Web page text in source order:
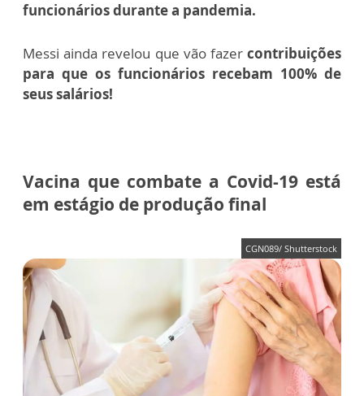
funcionários durante a pandemia.
Messi ainda revelou que vão fazercontribuições
para que os funcionários recebam 100% de
seus salários!
Vacina que combate a Covid-19 está
em estágio de produção final
CGN089/ Shutterstock